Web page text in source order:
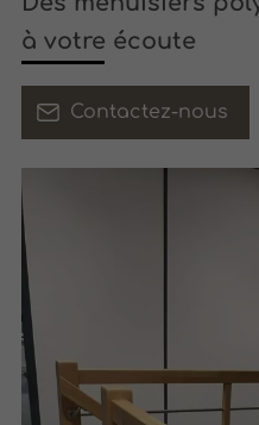
à votre écoute
Contactez-nous